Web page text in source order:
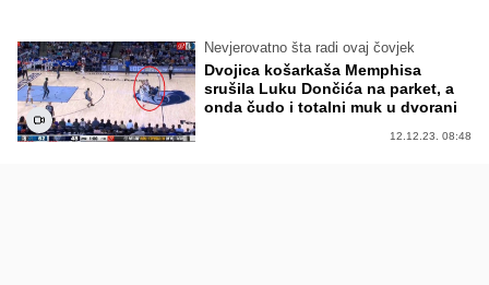
Nevjerovatno šta radi ovaj čovjek
Dvojica košarkaša Memphisa
srušila Luku Dončića na parket, a
onda čudo i totalni muk u dvorani
12.12.23. 08:48